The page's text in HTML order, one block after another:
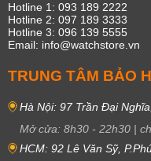
Hotline 1: 093 189 2222
Hotline 2: 097 189 3333
Hotline 3: 096 139 5555
Email: info@watchstore.vn
TRUNG TÂM BẢO
Hà Nội: 97 Trần Đại
Mở cửa: 8h30 - 22h30 |
HCM: 92 Lê Văn Sỹ,